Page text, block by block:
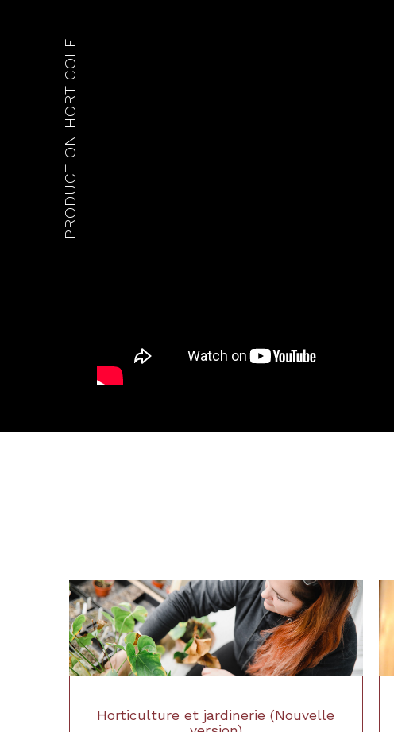
PRODUCTION HORTICOLE
Horticulture et jardinerie (Nouvelle